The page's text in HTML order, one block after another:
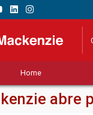
Home
abre